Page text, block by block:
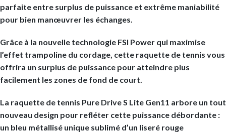
parfaite entre surplus de puissance et extrême maniabilité
pour bien manœuvrer les échanges.
Grâce à la nouvelle technologie FSI Power qui maximise
l’effet trampoline du cordage, cette raquette de tennis vous
offrira un surplus de puissance pour atteindre plus
facilement les zones de fond de court.
La raquette de tennis Pure Drive S Lite Gen11 arbore un tout
nouveau design pour refléter cette puissance débordante :
un bleu métallisé unique sublimé d’un liseré rouge